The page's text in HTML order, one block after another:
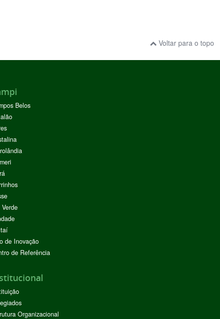
Voltar para o topo
Belos
de Inovação
de Referência
Organizacional